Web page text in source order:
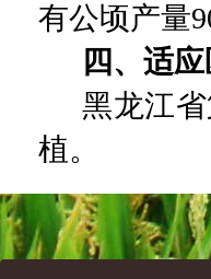
有公顷产量
四、适
黑龙江
植。